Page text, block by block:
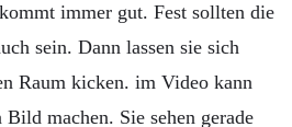
immer gut. Fest sollten die
sein. Dann lassen sie sich
Raum kicken. im Video kann
machen. Sie sehen gerade